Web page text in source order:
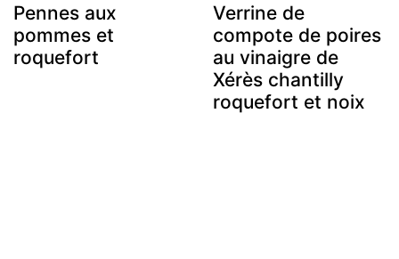
Pennes aux
pommes et
roquefort
Verrine de
compote de poires
au vinaigre de
Xérès chantilly
roquefort et noix